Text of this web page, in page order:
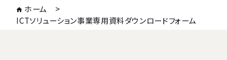
ホーム >
ICTソリューション事業専用資料ダウンロードフォーム